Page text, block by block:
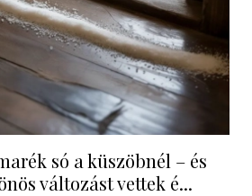
só a küszöbnél – és
változást vettek é...